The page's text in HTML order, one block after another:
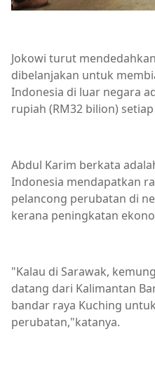
Jokowi turut
dibelanjakan untuk
Indonesia di luar negara
rupiah (RM32 bilion)
Abdul Karim berkata
Indonesia mendapatkan
pelancong perubatan di
kerana peningkatan
"Kalau di Sarawak,
datang dari Kalimantan
bandar raya Kuching
perubatan,"katanya.